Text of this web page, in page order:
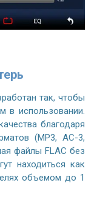
так, чтобы
в использовании.
благодаря
(MP3, AC-3,
файлы FLAC без
находиться как
объемом до 1